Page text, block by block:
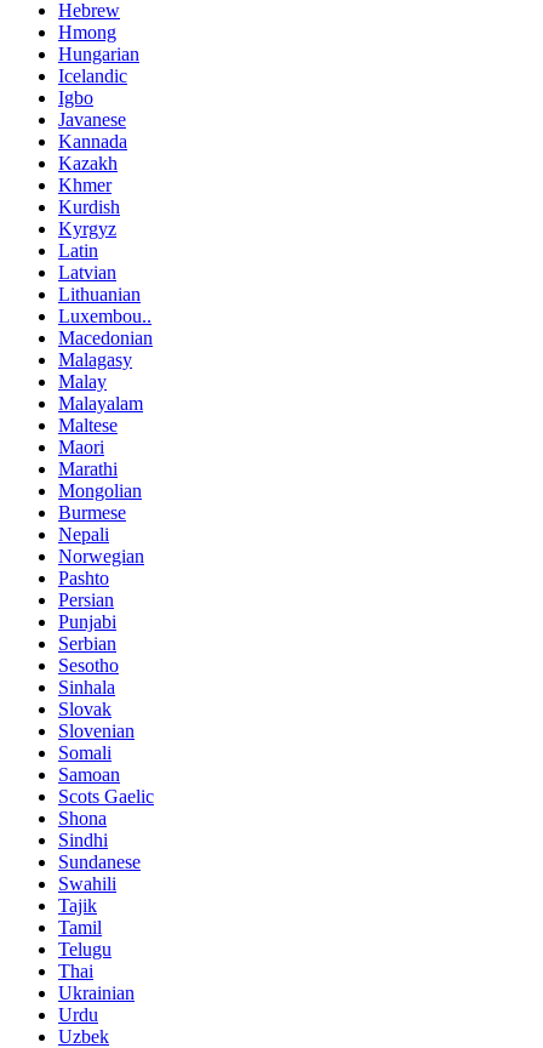
Hebrew
Hmong
Hungarian
Icelandic
Igbo
Javanese
Kannada
Kazakh
Khmer
Kurdish
Kyrgyz
Latin
Latvian
Lithuanian
Luxembou..
Macedonian
Malagasy
Malay
Malayalam
Maltese
Maori
Marathi
Mongolian
Burmese
Nepali
Norwegian
Pashto
Persian
Punjabi
Serbian
Sesotho
Sinhala
Slovak
Slovenian
Somali
Samoan
Scots Gaelic
Shona
Sindhi
Sundanese
Swahili
Tajik
Tamil
Telugu
Thai
Ukrainian
Urdu
Uzbek